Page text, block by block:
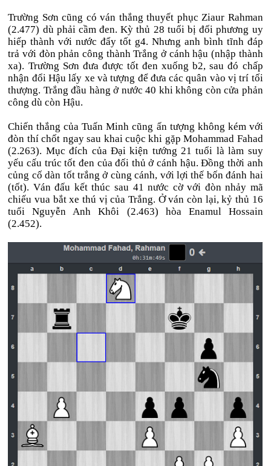
Trường Sơn cũng có ván thắng thuyết phục Ziaur Rahman
(2.477) dù phải cầm đen. Kỳ thủ 28 tuổi bị đối phương uy
hiếp thành với nước đẩy tốt g4. Nhưng anh bình tĩnh đáp
trả với đòn phản công thành Trắng ở cánh hậu (nhập thành
xa). Trường Sơn đưa được tốt đen xuống b2, sau đó chấp
nhận đổi Hậu lấy xe và tượng để đưa các quân vào vị trí tối
thượng. Trắng đầu hàng ở nước 40 khi không còn cửa phản
công dù còn Hậu.
Chiến thắng của Tuấn Minh cũng ấn tượng không kém với
đòn thí chốt ngay sau khai cuộc khi gặp Mohammad Fahad
(2.263). Mục đích của Đại kiện tướng 21 tuổi là làm suy
yếu cấu trúc tốt đen của đối thủ ở cánh hậu. Đồng thời anh
củng cố dàn tốt trắng ở cùng cánh, với lợi thế bốn đánh hai
(tốt). Ván đấu kết thúc sau 41 nước cờ với đòn nhảy mã
chiếu vua bắt xe thú vị của Trắng. Ở ván còn lại, kỷ thủ 16
tuổi Nguyễn Anh Khôi (2.463) hòa Enamul Hossain
(2.452).